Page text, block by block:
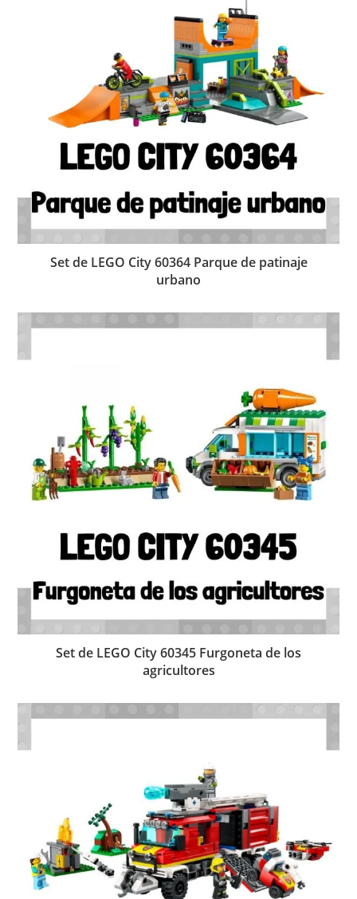
Set de LEGO City 60364 Parque de patinaje
urbano
Set de LEGO City 60345 Furgoneta de los
agricultores